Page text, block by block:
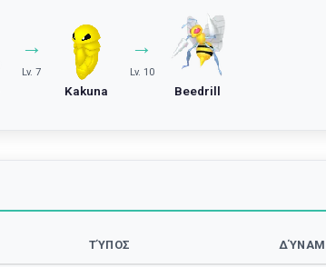
→
Lv. 7
Kakuna
→
Lv. 10
Beedrill
ΤΎΠΟΣ